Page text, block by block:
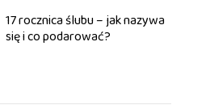
17 rocznica ślubu – jak nazywa
się i co podarować?